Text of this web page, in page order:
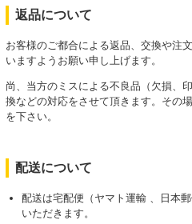
返品について
お客様のご都合による返品、交換や注
いますようお願い申し上げます。
尚、当方のミスによる不良品（欠損、
換などの対応をさせて頂きます。その
を下さい。
配送について
配送は宅配便（ヤマト運輸 、日本
いただきます。